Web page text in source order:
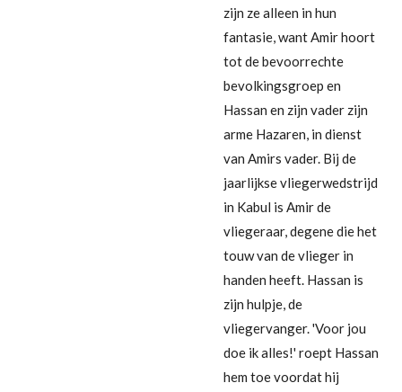
zijn ze alleen in hun
fantasie, want Amir hoort
tot de bevoorrechte
bevolkingsgroep en
Hassan en zijn vader zijn
arme Hazaren, in dienst
van Amirs vader. Bij de
jaarlijkse vliegerwedstrijd
in Kabul is Amir de
vliegeraar, degene die het
touw van de vlieger in
handen heeft. Hassan is
zijn hulpje, de
vliegervanger. 'Voor jou
doe ik alles!' roept Hassan
hem toe voordat hij